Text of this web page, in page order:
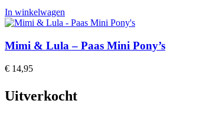
In winkelwagen
Mimi & Lula – Paas Mini Pony’s
€ 14,95
Uitverkocht